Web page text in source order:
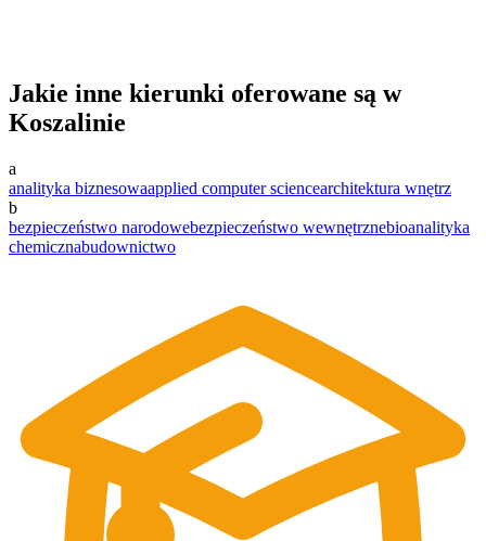
Jakie inne kierunki oferowane są w
Koszalinie
a
analityka biznesowaapplied computer sciencearchitektura wnętrz
b
bezpieczeństwo narodowebezpieczeństwo wewnętrznebioanalityka
chemicznabudownictwo